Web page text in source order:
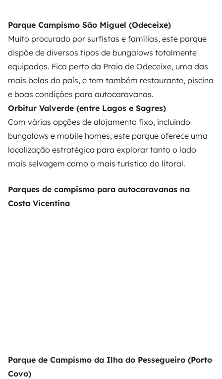
Parque Campismo São Miguel (Odeceixe)
Muito procurado por surfistas e famílias, este parque
dispõe de diversos tipos de bungalows totalmente
equipados. Fica perto da Praia de Odeceixe, uma das
mais belas do país, e tem também restaurante, piscina
e boas condições para autocaravanas.
Orbitur Valverde (entre Lagos e Sagres)
Com várias opções de alojamento fixo, incluindo
bungalows e mobile homes, este parque oferece uma
localização estratégica para explorar tanto o lado
mais selvagem como o mais turístico do litoral.
Parques de campismo para autocaravanas na
Costa Vicentina
Parque de Campismo da Ilha do Pessegueiro (Porto
Covo)